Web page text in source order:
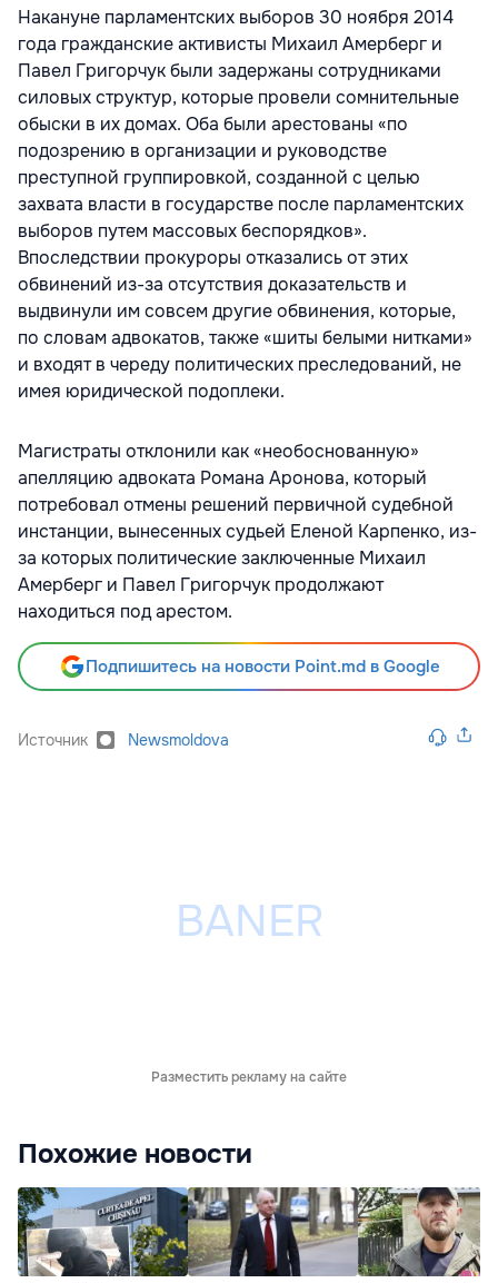
Накануне парламентских выборов 30 ноября 2014
года гражданские активисты Михаил Амерберг и
Павел Григорчук были задержаны сотрудниками
силовых структур, которые провели сомнительные
обыски в их домах. Оба были арестованы «по
подозрению в организации и руководстве
преступной группировкой, созданной с целью
захвата власти в государстве после парламентских
выборов путем массовых беспорядков».
Впоследствии прокуроры отказались от этих
обвинений из-за отсутствия доказательств и
выдвинули им совсем другие обвинения, которые,
по словам адвокатов, также «шиты белыми нитками»
и входят в череду политических преследований, не
имея юридической подоплеки.
Магистраты отклонили как «необоснованную»
апелляцию адвоката Романа Аронова, который
потребовал отмены решений первичной судебной
инстанции, вынесенных судьей Еленой Карпенко, из-
за которых политические заключенные Михаил
Амерберг и Павел Григорчук продолжают
находиться под арестом.
Подпишитесь на новости Point.md в Google
Источник Newsmoldova
Разместить рекламу на сайте
Похожие новости